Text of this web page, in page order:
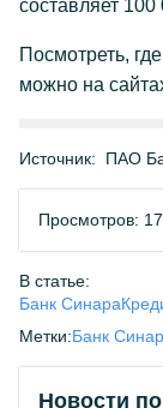
составляет 100
Посмотреть,
можно на
Источник: ПАО
Просмотров:
В статье:
Банк Синара
Метки:Банк
Новости